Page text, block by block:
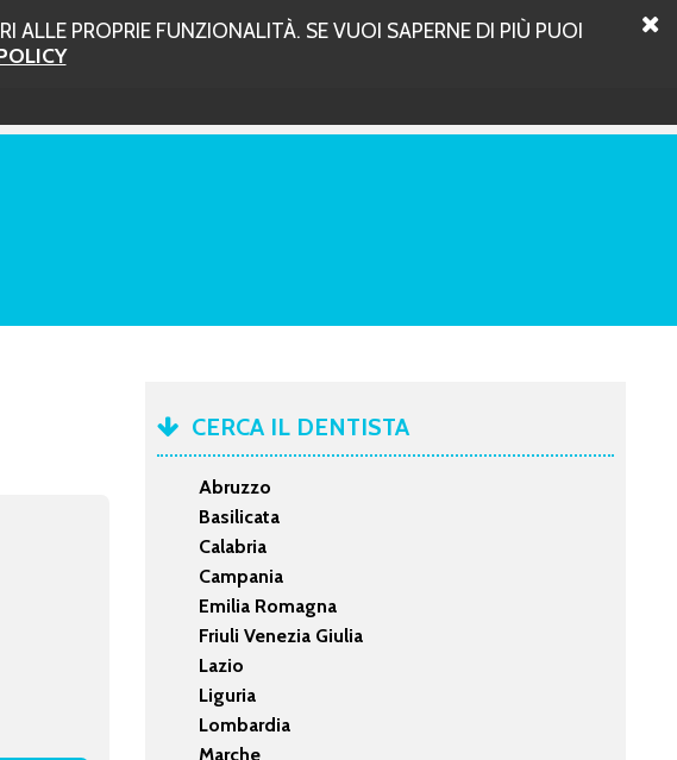
PROPRIE FUNZIONALITÀ. SE VUOI SAPERNE DI PIÙ PUOI
CERCA IL DENTISTA
Abruzzo
Basilicata
Calabria
Campania
Emilia Romagna
Friuli Venezia Giulia
Lazio
Liguria
Lombardia
Marche